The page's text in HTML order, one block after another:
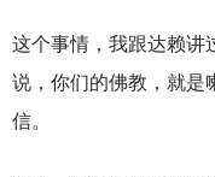
这个事情，我跟达赖讲
说，你们的佛教，就是
信。